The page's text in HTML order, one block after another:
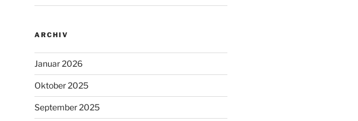
ARCHIV
Januar 2026
Oktober 2025
September 2025